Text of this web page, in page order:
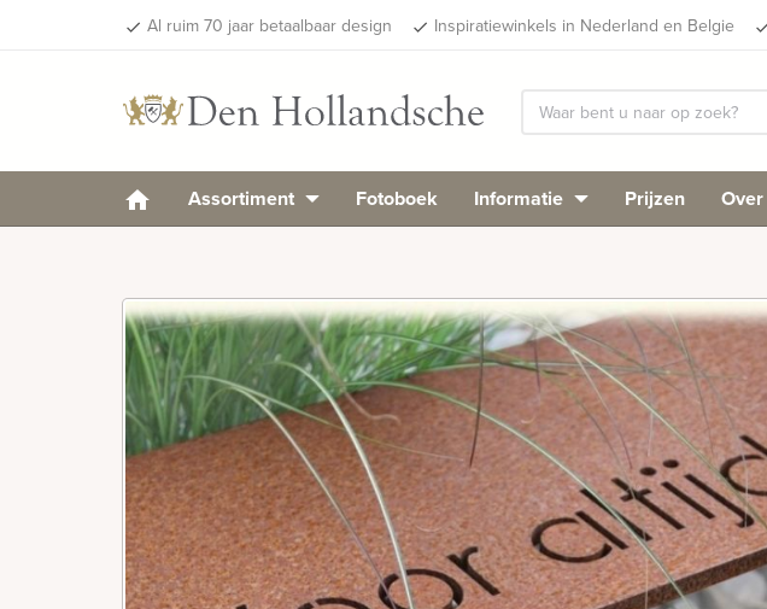
done Al ruim 70 jaar betaalbaar design done Inspiratiewinkels in Nederland en Belgie
Assortiment Fotoboek Informatie Prijzen